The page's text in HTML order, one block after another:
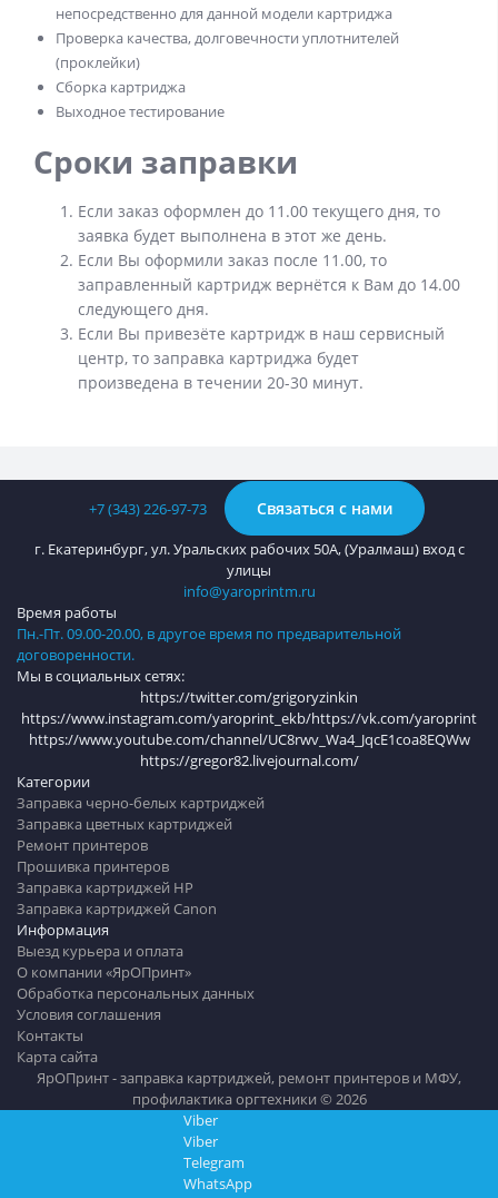
непосредственно для данной модели картриджа
Проверка качества, долговечности уплотнителей
(проклейки)
Сборка картриджа
Выходное тестирование
Сроки заправки
Если заказ оформлен до 11.00 текущего дня, то
заявка будет выполнена в этот же день.
Если Вы оформили заказ после 11.00, то
заправленный картридж вернётся к Вам до 14.00
следующего дня.
Если Вы привезёте картридж в наш сервисный
центр, то заправка картриджа будет
произведена в течении 20-30 минут.
+7 (343) 226-97-73 Связаться с нами
г. Екатеринбург, ул. Уральских рабочих 50А, (Уралмаш) вход с
улицы
info@yaroprintm.ru
Категории
Заправка черно-белых картриджей
Заправка цветных картриджей
Ремонт принтеров
Прошивка принтеров
Заправка картриджей HP
Заправка картриджей Canon
Информация
Выезд курьера и оплата
О компании «ЯрОПринт»
Обработка персональных данных
Условия соглашения
Контакты
Карта сайта
Время работы
Пн.-Пт. 09.00-20.00, в другое время по предварительной
договоренности.
Мы в социальных сетях:
https://twitter.com/grigoryzinkin
https://www.instagram.com/yaroprint_ekb/https://vk.com/yaroprint
https://www.youtube.com/channel/UC8rwv_Wa4_JqcE1coa8EQWw
https://gregor82.livejournal.com/
ЯрОПринт - заправка картриджей, ремонт принтеров и МФУ,
профилактика оргтехники © 2026
Viber
Viber
Telegram
WhatsApp